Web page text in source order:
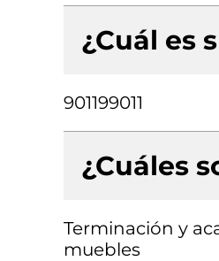
¿Cuál es
901199011
¿Cuáles
Terminación y
muebles